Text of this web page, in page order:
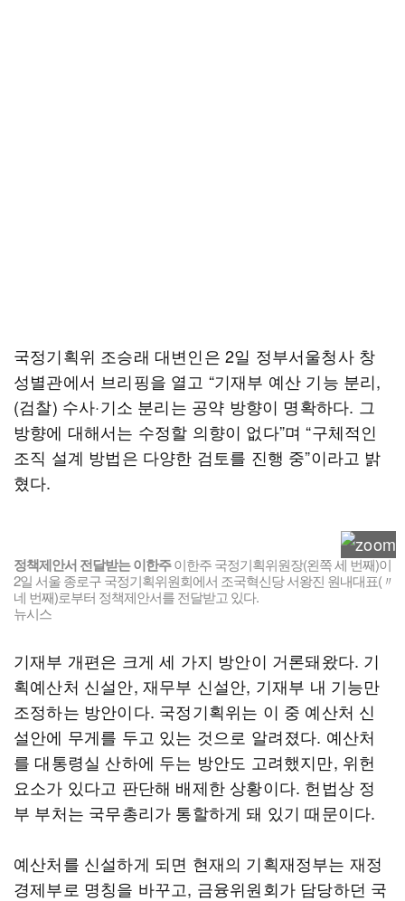
국정기획위 조승래 대변인은 2일 정부서울청사 창
성별관에서 브리핑을 열고 “기재부 예산 기능 분리,
(검찰) 수사·기소 분리는 공약 방향이 명확하다. 그
방향에 대해서는 수정할 의향이 없다”며 “구체적인
조직 설계 방법은 다양한 검토를 진행 중”이라고 밝
혔다.
정책제안서 전달받는 이한주이한주 국정기획위원장(왼쪽 세 번째)이
2일 서울 종로구 국정기획위원회에서 조국혁신당 서왕진 원내대표(〃
네 번째)로부터 정책제안서를 전달받고 있다.
뉴시스
기재부 개편은 크게 세 가지 방안이 거론돼왔다. 기
획예산처 신설안, 재무부 신설안, 기재부 내 기능만
조정하는 방안이다. 국정기획위는 이 중 예산처 신
설안에 무게를 두고 있는 것으로 알려졌다. 예산처
를 대통령실 산하에 두는 방안도 고려했지만, 위헌
요소가 있다고 판단해 배제한 상황이다. 헌법상 정
부 부처는 국무총리가 통할하게 돼 있기 때문이다.
예산처를 신설하게 되면 현재의 기획재정부는 재정
경제부로 명칭을 바꾸고, 금융위원회가 담당하던 국